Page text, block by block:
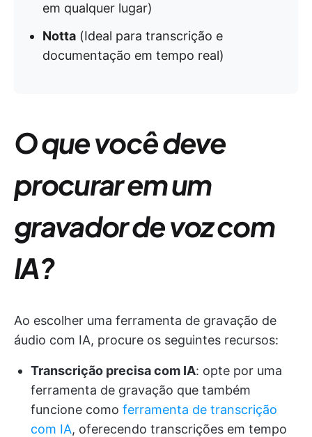
em qualquer lugar)
Notta (Ideal para transcrição e
documentação em tempo real)
O que você deve
procurar em um
gravador de voz com
IA?
Ao escolher uma ferramenta de gravação de
áudio com IA, procure os seguintes recursos:
Transcrição precisa com IA: opte por uma
ferramenta de gravação que também
funcione como ferramenta de transcrição
com IA, oferecendo transcrições em tempo